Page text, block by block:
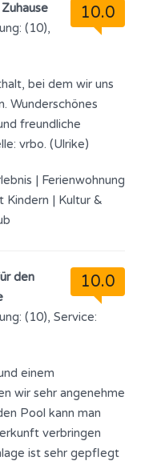
10.0
(10),
bei dem wir uns
Wunderschönes
freundliche
vrbo. (Ulrike)
| Ferienwohnung
Kindern | Kultur &
10.0
den
(10), Service:
einem
wir sehr angenehme
Pool kann man
verbringen
ist sehr gepflegt